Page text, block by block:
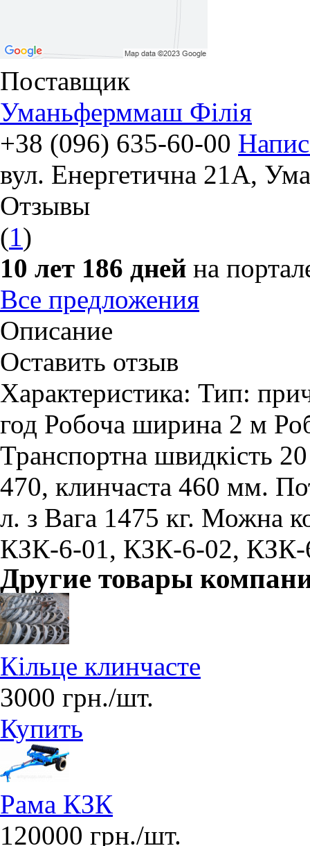
Поставщик
Уманьферммаш Філія
+38 (096) 635-60-00
вул. Енергетична 21А,
Отзывы
(1)
10 лет 186 дней на
Все предложения
Описание
Оставить отзыв
Характеристика: Тип:
год Робоча ширина 2 м
Транспортна швидкість
470, клинчаста 460 мм.
л. з Вага 1475 кг. Можна
КЗК-6-01, КЗК-6-02,
Другие товары
Кільце клинчасте
3000 грн./шт.
Купить
Рама КЗК
120000 грн./шт.